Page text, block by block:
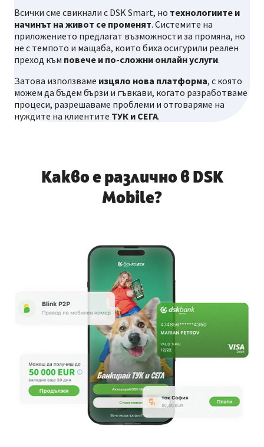
Всички сме свикнали с DSK Smart, но технологиите и
начинът на живот се променят. Системите на
приложението предлагат възможности за промяна, но
не с темпото и мащаба, които биха осигурили реален
преход към повече и по-сложни онлайн услуги.
Затова използваме изцяло нова платформа, с която
можем да бъдем бързи и гъвкави, когато разработваме
процеси, разрешаваме проблеми и отговаряме на
нуждите на клиентите ТУК и СЕГА.
Какво е различно в DSK
Mobile?